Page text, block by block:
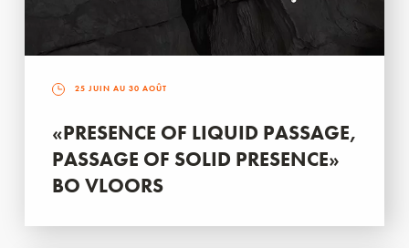
25 JUIN AU 30 AOÛT
«PRESENCE OF LIQUID PASSAGE,
PASSAGE OF SOLID PRESENCE»
BO VLOORS